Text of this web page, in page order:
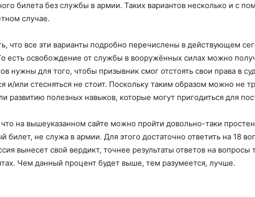
билета без службы в армии. Таких вариантов несколько и с
случае.
что все эти варианты подробно перечислены в действующем
есть освобождение от службы в вооружённых силах можно
нужны для того, чтобы призывник смог отстоять свои права в
и/или стесняться не стоит. Поскольку таким образом можно не
развитию полезных навыков, которые могут пригодиться для
на вышеуказанном сайте можно пройти довольно-таки
билет, не служа в армии. Для этого достаточно ответить на 18
вынесет свой вердикт, точнее результаты ответов на
Чем данный процент будет выше, тем разумеется, лучше.